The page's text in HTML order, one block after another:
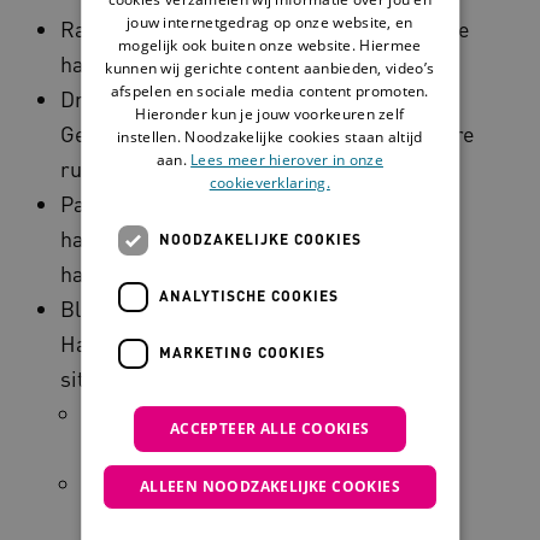
Raak verder niets aan in je omgeving als je
handschoenen draagt.
Draag handschoenen zo kort mogelijk.
Gebruik nieuwe handschoenen voor iedere
ruimte of handeling.
Pas geen handhygiëne toe op
handschoenen. Dat maakt namelijk de
handschoen kapot.
Blijf je handen goed schoonmaken.
Handhygiëne blijft nodig in de volgende
situaties:
Voor en na contact met je cliënt of
patiënt.
Als je moet voorkomen dat je
bacteriën overdraagt op je cliënt of
jouw internetgedrag op onze website, en
mogelijk ook buiten onze website. Hiermee
kunnen wij gerichte content aanbieden, video’s
afspelen en sociale media content promoten.
Hieronder kun je jouw voorkeuren zelf
instellen. Noodzakelijke cookies staan altijd
aan. Lees meer hierover in onze
cookieverklaring.
NOODZAKELIJKE COOKIES
ANALYTISCHE COOKIES
MARKETING COOKIES
ACCEPTEER ALLE COOKIES
ALLEEN NOODZAKELIJKE COOKIES